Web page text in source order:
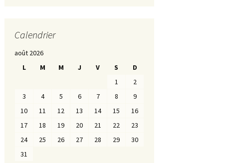
Calendrier
août 2026
L
M M J V S
D
1
2
3
4 5 6 7 8
9
10
11 12 13 14 15
16
17
18 19 20 21 22
23
24
25 26 27 28 29
30
31